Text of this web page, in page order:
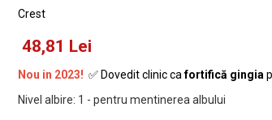
Crest
48,81 Lei
Nou in 2023! ✅ Dovedit clinic cafortifică gingia
Nivel albire: 1 - pentru mentinerea albului